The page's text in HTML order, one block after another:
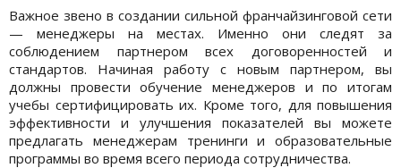
Важное звено в создании сильной франчайзинговой сети
— менеджеры на местах. Именно они следят за
соблюдением партнером всех договоренностей и
стандартов. Начиная работу с новым партнером, вы
должны провести обучение менеджеров и по итогам
учебы сертифицировать их. Кроме того, для повышения
эффективности и улучшения показателей вы можете
предлагать менеджерам тренинги и образовательные
программы во время всего периода сотрудничества.